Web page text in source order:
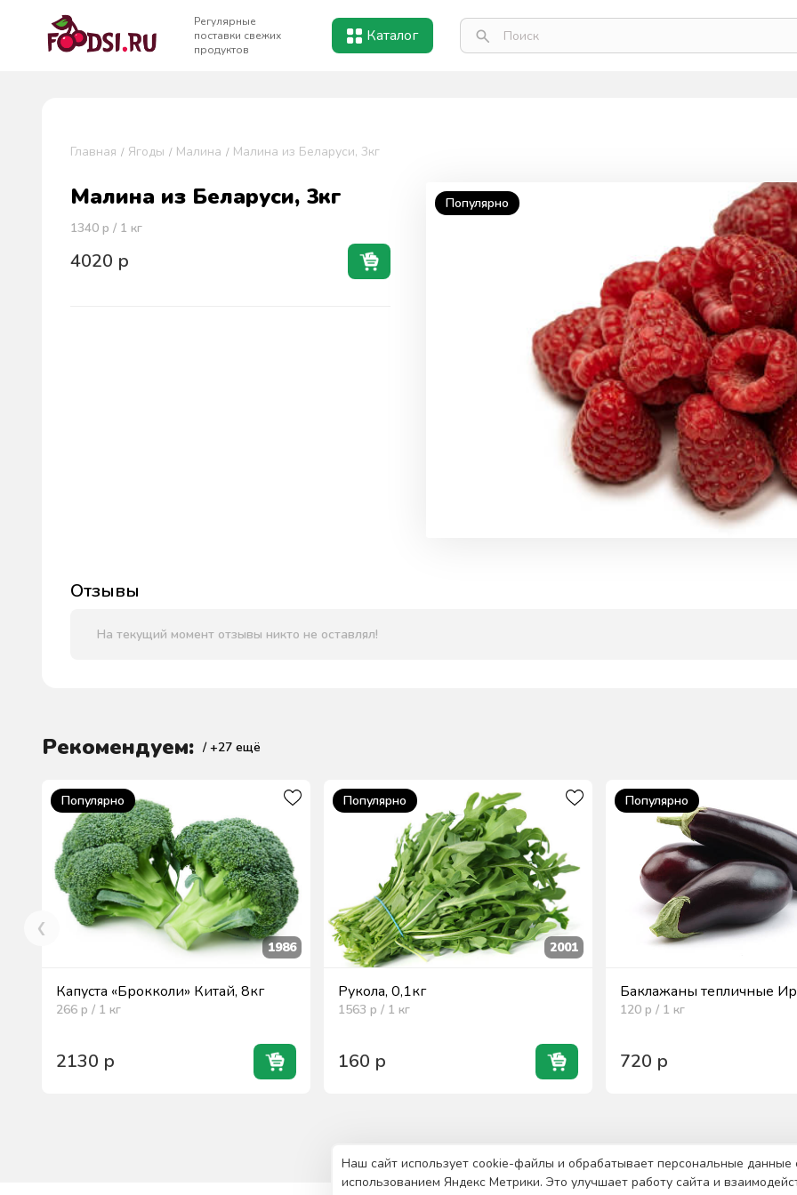
Регулярные
поставки свежих
продуктов
Каталог
Главная Ягоды Малина Малина из Беларуси, 3кг
Малина из Беларуси, 3кг
1340 р / 1 кг
4020 р
Популярно
Отзывы
На текущий момент отзывы никто не оставлял!
Рекомендуем: / +27 ещё
Популярно
1986
Капуста «Брокколи» Китай, 8кг
266 р / 1 кг
2130 р
Популярно
2001
Рукола, 0,1кг
1563 р / 1 кг
160 р
Популярно
Баклажаны тепличные
120 р / 1 кг
720 р
Наш сайт использует cookie-файлы и обрабатывает персональные данные
использованием Яндекс Метрики. Это улучшает работу сайта и